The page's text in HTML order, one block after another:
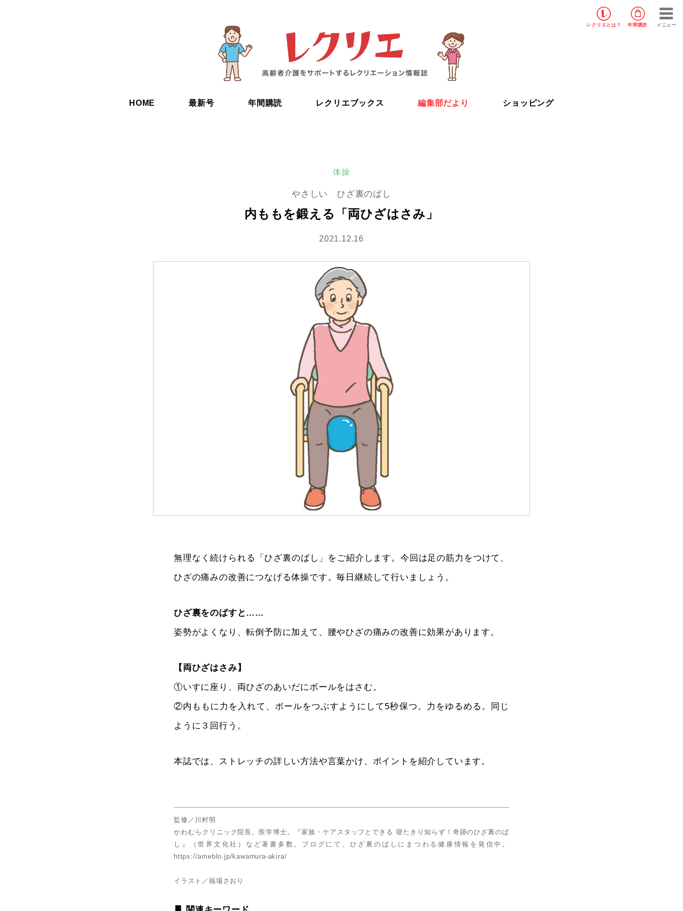
レクリエ とは？ 年間購読 メニュー
HOME 最新号 年間購読 レクリエブックス 編集部だより ショッピング
体操
やさしい ひざ裏のばし
内ももを鍛える「両ひざはさみ」
2021.12.16
無理なく続けられる「ひざ裏のばし」をご紹介します。今回は足の筋力をつけて、
ひざの痛みの改善につなげる体操です。毎日継続して行いましょう。
ひざ裏をのばすと……
姿勢がよくなり、転倒予防に加えて、腰やひざの痛みの改善に効果があります。
【両ひざはさみ】
①いすに座り、両ひざのあいだにボールをはさむ。
②内ももに力を入れて、ボールをつぶすようにして5秒保つ。力をゆるめる。同じ
ように３回行う。
本誌では、ストレッチの詳しい方法や言葉かけ、ポイントを紹介しています。
監修／川村明
かわむらクリニック院長。医学博士。『家族・ケアスタッフとできる 寝たきり知らず！奇跡のひざ裏のば
し』（世界文化社）など著書多数。ブログにて、ひざ裏のばしにまつわる健康情報を発信中。
https://ameblo.jp/kawamura-akira/
イラスト／福場さおり